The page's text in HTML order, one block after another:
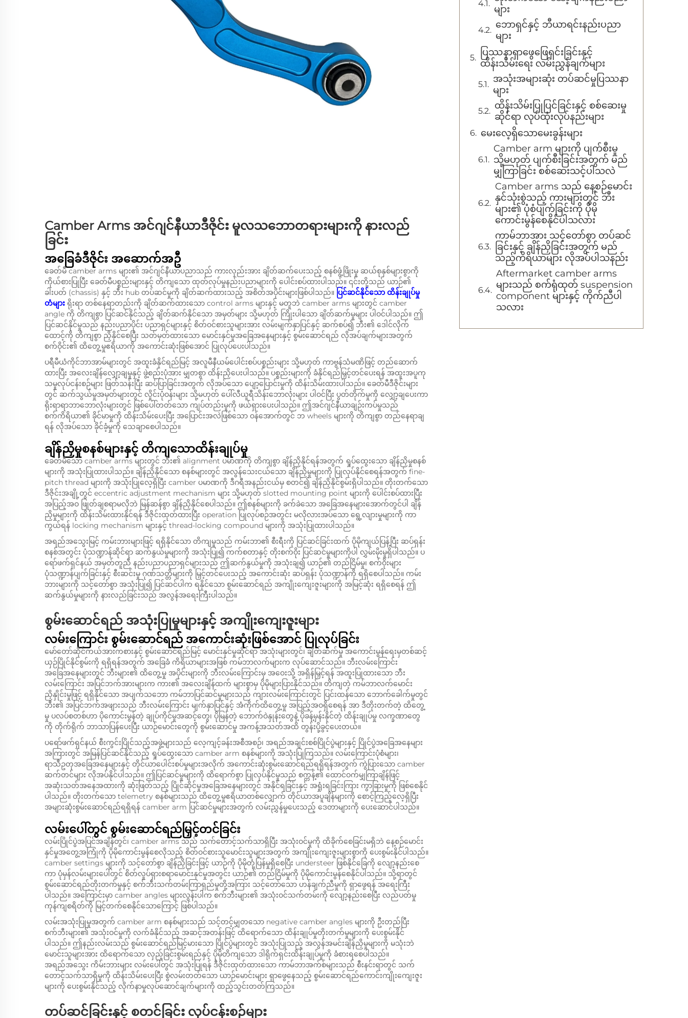
Camber Arms အင်ဂျင်နီယာဒီဇိုင်း မူလသဘောတရားများကို နားလည်
ခြင်း
အခြေခံဒီဇိုင်း အဆောက်အဦ
ခေတ်မီ camber arms များ၏ အင်ဂျင်နီယာပညာသည် ကားလှည်းအား ချိတ်ဆက်ပေးသည့် စနစ်ဖွံ့ဖြိုးမှု ဆယ်စုနှစ်များစွာကို
ကိုယ်စားပြုပြီး ခေတ်မီပစ္စည်းများနှင့် တိကျသော ထုတ်လုပ်မှုနည်းပညာများကို ပေါင်းစပ်ထားပါသည်။ ၎င်းတို့သည် ယာဉ်၏
ခါးပတ် (chassis) နှင့် ဘီး hub တပ်ဆင်မှုကို ချိတ်ဆက်ထားသည့် အစိတ်အပိုင်းများဖြစ်ပါသည်။ ပြင်ဆင်နိုင်သော ထိန်းချုပ်မှု
တံများ ရိုးရာ တစ်နေရာတည်းကို ချိတ်ဆက်ထားသော control arms များနှင့် မတူဘဲ camber arms များတွင် camber
angle ကို တိကျစွာ ပြင်ဆင်နိုင်သည့် ချိတ်ဆက်နိုင်သော အမှတ်များ သို့မဟုတ် ကြိုးပါသော ချိတ်ဆက်မှုများ ပါဝင်ပါသည်။ ဤ
ပြင်ဆင်နိုင်မှုသည် နည်းပညာပိုင်း ပညာရှင်များနှင့် စိတ်ဝင်စားသူများအား လမ်းမျက်နှာပြင်နှင့် ဆက်စပ်၍ ဘီး၏ ဒေါင်လိုက်
ထောင့်ကို တိကျစွာ ညှိနိုင်စေပြီး သတ်မှတ်ထားသော မောင်းနှင်မှုအခြေအနေများနှင့် စွမ်းဆောင်ရည် လိုအပ်ချက်များအတွက်
စက်ဝိုင်း၏ ထိတွေ့မှုဧရိယာကို အကောင်းဆုံးဖြစ်အောင် ပြုလုပ်ပေးပါသည်။
ပရီမီယံကိုင်ဘာအာမ်များတွင် အထူးခံနိုင်ရည်မြင့် အလူမီနီယမ်ပေါင်းစပ်ပစ္စည်းများ သို့မဟုတ် ကာဗွန်သံမဏိဖြင့် တည်ဆောက်
ထားပြီး အလေးချိန်လျှော့ချမှုနှင့် ဖွဲ့စည်းပုံအား မျှတစွာ ထိန်းညှိပေးပါသည်။ ပစ္စည်းများကို ခံနိုင်ရည်မြှင့်တင်ပေးရန် အထူးအပူကု
သမှုလုပ်ငန်းစဉ်များ ဖြတ်သန်းပြီး ဆပ်ပြာခြင်းအတွက် လိုအပ်သော ပျော့ပြောင်းမှုကို ထိန်းသိမ်းထားပါသည်။ ခေတ်မီဒီဇိုင်းများ
တွင် ဆက်သွယ်မှုအမှတ်များတွင် လှိုင်းပုံဝန်းများ သို့မဟုတ် ပေါ်လီယူရီသိန်းဘောလုံးများ ပါဝင်ပြီး ပွတ်တိုက်မှုကို လျှော့ချပေးကာ
ရိုးရာရာဘာဘောလုံးများတွင် ဖြစ်ပေါ်တတ်သော ကျပ်တည်းမှုကို ဖယ်ရှားပေးပါသည်။ ဤအင်ဂျင်နီယာချဉ်းကပ်မှုသည်
စက်ကိရိယာ၏ ခိုင်မာမှုကို ထိန်းသိမ်းပေးပြီး အပြောင်းအလဲဖြစ်သော ဝန်အောက်တွင် ဘ wheels များကို တိကျစွာ တည်နေရာချ
ရန် လိုအပ်သော ခိုင်ခံ့မှုကို သေချာစေပါသည်။
ချိန်ညှိမှုစနစ်များနှင့် တိကျသောထိန်းချုပ်မှု
ခေတ်မီသော camber arms များတွင် ဘီး၏ alignment ပမာဏကို တိကျစွာ ချိန်ညှိနိုင်ရန်အတွက် ရှုပ်ထွေးသော ချိန်ညှိမှုစနစ်
များကို အသုံးပြုထားပါသည်။ ချိန်ညှိနိုင်သော စနစ်များတွင် အလွန်သေးငယ်သော ချိန်ညှိမှုများကို ပြုလုပ်နိုင်စေရန်အတွက် fine-
pitch thread များကို အသုံးပြုလေ့ရှိပြီး camber ပမာဏကို ဒီဂရီအနည်းငယ်မှ စတင်၍ ချိန်ညှိနိုင်စွမ်းရှိပါသည်။ တိုးတက်သော
ဒီဇိုင်းအချို့တွင် eccentric adjustment mechanism များ သို့မဟုတ် slotted mounting point များကို ပေါင်းစပ်ထားပြီး
အပြည့်အဝ ဖြုတ်ချစရာမလိုဘဲ မြန်ဆန်စွာ ချိန်ညှိနိုင်စေပါသည်။ ဤစနစ်များကို ခက်ခဲသော အခြေအနေများအောက်တွင်ပါ ချိန်
ညှိမှုများကို ထိန်းသိမ်းထားနိုင်ရန် ဒီဇိုင်းထုတ်ထားပြီး operation ပြုလုပ်စဉ်အတွင်း မလိုလားအပ်သော ရွေ့လျားမှုများကို ကာ
ကွယ်ရန် locking mechanism များနှင့် thread-locking compound များကို အသုံးပြုထားပါသည်။
အရည်အသွေးမြင့် ကမ်းဘားများဖြင့် ရရှိနိုင်သော တိကျမှုသည် ကမ်းဘာ၏ စီးရီးကို ပြင်ဆင်ခြင်းထက် ပိုမိုကျယ်ပြန့်ပြီး ဆပ်ရှန်း
စနစ်အတွင်း ပုံသဏ္ဍာန်ဆိုင်ရာ ဆက်နွယ်မှုများကို အသုံးပြု၍ ကက်စတာနှင့် တိုးစက်ဝိုး ပြင်ဆင်မှုများကိုပါ လွှမ်းမိုးမှုရှိပါသည်။ ပ
ရော်ဖက်ရှင်နယ် အမှတ်တူညီ နည်းပညာပညာရှင်များသည် ဤဆက်နွယ်မှုကို အသုံးချ၍ ယာဉ်၏ တည်ငြိမ်မှု၊ စက်ဝိုးများ
ပုံသဏ္ဍာန်ပျက်ခြင်းနှင့် စီးဆင်းမှု ဂုဏ်သတ္တိများကို မြှင့်တင်ပေးသည့် အကောင်းဆုံး ဆပ်ရှန်း ပုံသဏ္ဍာန်ကို ရရှိစေပါသည်။ ကမ်း
ဘားများကို သင့်တော်စွာ အသုံးပြု၍ ပြင်ဆင်ပါက ရနိုင်သော စွမ်းဆောင်ရည် အကျိုးကျေးဇူးများကို အမြင့်ဆုံး ရရှိစေရန် ဤ
ဆက်နွယ်မှုများကို နားလည်ခြင်းသည် အလွန်အရေးကြီးပါသည်။
စွမ်းဆောင်ရည် အသုံးပြုမှုများနှင့် အကျိုးကျေးဇူးများ
လမ်းကြောင်း စွမ်းဆောင်ရည် အကောင်းဆုံးဖြစ်အောင် ပြုလုပ်ခြင်း
မော်တော်ဆိုင်ကယ်အားကစားနှင့် စွမ်းဆောင်ရည်မြင့် မောင်းနှင်မှုဆိုင်ရာ အသုံးများတွင်၊ ချိတ်ဆက်မှု အကောင်းမွန်ရေးမှတစ်ဆင့်
ယှဉ်ပြိုင်နိုင်စွမ်းကို ရရှိရန်အတွက် အခြေခံ ကိရိယာများအဖြစ် ကမ်ဘာလက်များက လုပ်ဆောင်သည်။ ဘီးလမ်းကြောင်း
အခြေအနေများတွင် ဘီးများ၏ ထိတွေ့မှု အပိုင်းများကို ဘီးလမ်းကြောင်းမှ အဝေးသို့ အရှိန်မြှင့်ရန် အထူးပြုထားသော ဘီး
လမ်းကြောင်း အပြင်ဘက်အားများက ကား၏ အလေးချိန်ထက် များစွာမှ ပိုမိုများပြားနိုင်သည်။ တိကျတဲ့ ကမ်ဘာလက်မောင်း
ညှိနှိုင်းမှုဖြင့် ရရှိနိုင်သော အပျက်သဘော ကမ်ဘာပြင်ဆင်မှုများသည် ကျားလမ်းကြောင်းတွင် ပြင်းထန်သော ဘောက်ခေါက်မှုတွင်
ဘီး၏ အပြင်ဘက်အဖျားသည် ဘီးလမ်းကြောင်း မျက်နှာပြင်နှင့် အံကိုက်ထိတွေ့မှု အပြည့်အဝရှိစေရန် အာ ဒီတိုးတက်တဲ့ ထိတွေ့
မှု ပလပ်စတစ်ဟာ ပိုကောင်းမွန်တဲ့ ချုပ်ကိုင်မှုအဆင့်တွေ၊ ပိုမြန်တဲ့ ဘောက်ဝဲနှုန်းတွေနဲ့ ပိုခန့်မှန်းနိုင်တဲ့ ထိန်းချုပ်မှု လက္ခဏာတွေ
ကို တိုက်ရိုက် ဘာသာပြန်ပေးပြီး ယာဉ်မောင်းတွေကို စွမ်းဆောင်မှု အကန့်အသတ်အထိ တွန်းပို့ခွင့်ပေးတယ်။
ပရော်ဖက်ရှင်နယ် စီးကွင်းပြိုင်သည့်အဖွဲ့များသည် လေ့ကျင့်ခန်းအစီအစဉ်၊ အရည်အချင်းစစ်ပြိုင်ပွဲများနှင့် ပြိုင်ပွဲအခြေအနေများ
အကြားတွင် အမြန်ပြင်ဆင်နိုင်သည့် ရှုပ်ထွေးသော camber arm စနစ်များကို အသုံးပြုကြသည်။ လမ်းကြောင်းပုံစံများ၊
ရာသီဥတုအခြေအနေများနှင့် တိုင်ယာပေါင်းစပ်မှုများအလိုက် အကောင်းဆုံးစွမ်းဆောင်ရည်ရရှိရန်အတွက် ကွဲပြားသော camber
ဆက်တင်များ လိုအပ်နိုင်ပါသည်။ ဤပြင်ဆင်မှုများကို ထိရောက်စွာ ပြုလုပ်နိုင်မှုသည် စက္ကန့်၏ ထောင်ဝက်မျှကြာချိန်ဖြင့်
အဆုံးသတ်အနေအထားကို ဆုံးဖြတ်သည့် ပြိုင်ဆိုင်မှုအခြေအနေများတွင် အနိုင်ရခြင်းနှင့် အရှုံးရခြင်းကြား ကွာခြားမှုကို ဖြစ်စေနိုင်
ပါသည်။ တိုးတက်သော telemetry စနစ်များသည် ထိတွေ့မှုဧရိယာတစ်လျှောက် တိုင်ယာအပူချိန်များကို စောင့်ကြည့်လေ့ရှိပြီး
အများဆုံးစွမ်းဆောင်ရည်ရရှိရန် camber arm ပြင်ဆင်မှုများအတွက် လမ်းညွှန်မှုပေးသည့် ဒေတာများကို ပေးဆောင်ပါသည်။
လမ်းပေါ်တွင် စွမ်းဆောင်ရည်မြှင့်တင်ခြင်း
လမ်းပြိုင်ပွဲအပြင်အချိန်တွင်၊ camber arms သည် သက်တောင့်သက်သာရှိပြီး အသုံးဝင်မှုကို ထိခိုက်စေခြင်းမရှိဘဲ နေ့စဉ်မောင်း
နှင်မှုအတွေ့အကြုံကို ပိုမိုကောင်းမွန်စေလိုသည့် စိတ်ဝင်စားသူမောင်းသူများအတွက် အကျိုးကျေးဇူးများစွာကို ပေးစွမ်းနိုင်ပါသည်။
camber settings များကို သင့်တော်စွာ ချိန်ညှိခြင်းဖြင့် ယာဉ်ကို ပိုမိုတုံ့ပြန်မှုရှိစေပြီး understeer ဖြစ်နိုင်ခြေကို လျော့နည်းစေ
ကာ ပုံမှန်လမ်းများပေါ်တွင် စိတ်လှုပ်ရှားစရာမောင်းနှင်မှုအတွင်း ယာဉ်၏ တည်ငြိမ်မှုကို ပိုမိုကောင်းမွန်စေနိုင်ပါသည်။ သို့ရာတွင်
စွမ်းဆောင်ရည်တိုးတက်မှုနှင့် စက်ဘီးသက်တမ်းကြာရှည်မှုတို့အကြား သင့်တော်သော ဟန်ချက်ညီမှုကို ရှာဖွေရန် အရေးကြီး
ပါသည်။ အကြောင်းမှာ camber angles များလွန်းပါက စက်ဘီးများ၏ အသုံးဝင်သက်တမ်းကို လျော့နည်းစေပြီး လည်ပတ်မှု
ကုန်ကျစရိတ်ကို မြင့်တက်စေနိုင်သောကြောင့် ဖြစ်ပါသည်။
လမ်းအသုံးပြုမှုအတွက် camber arm စနစ်များသည် သင့်တင့်မျှတသော negative camber angles များကို ဦးတည်ပြီး
စက်ဘီးများ၏ အသုံးဝင်မှုကို လက်ခံနိုင်သည့် အဆင့်အတန်းဖြင့် ထိရောက်သော ထိန်းချုပ်မှုတိုးတက်မှုများကို ပေးစွမ်းနိုင်
ပါသည်။ ဤနည်းလမ်းသည် စွမ်းဆောင်ရည်မြင့်မားသော ပြိုင်ပွဲများတွင် အသုံးပြုသည့် အလွန်အမင်းချိန်ညှိမှုများကို မသုံးဘဲ
မောင်းသူများအား ထိရောက်သော လှည့်ခြင်းစွမ်းရည်နှင့် ပိုမိုတိကျသော ဒါရိုက်ရှင်းထိန်းချုပ်မှုကို ခံစားရစေပါသည်။
အရည်အသွေး ကိမ်းဘားများ လမ်းပေါ်တွင် အသုံးပြုရန် ဒီဇိုင်းထုတ်ထားသော ကာမ်ဘာအက်စ်များသည် စီးနင်းရာတွင် သက်
တောင့်သက်သာရှိမှုကို ထိန်းသိမ်းပေးပြီး စွဲလမ်းတတ်သော ယာဉ်မောင်းများ ရှာဖွေနေသည့် စွမ်းဆောင်ရည်ကောင်းကျိုးကျေးဇူး
များကို ပေးစွမ်းနိုင်သည့် လိုက်နာမှုလုပ်ဆောင်ချက်များကို ထည့်သွင်းတတ်ကြသည်။
တပ်ဆင်ခြင်းနှင့် စတင်ခြင်း လုပ်ငန်းစဉ်များ
များ
ဘောရှင်နှင့် ဘီယာရင်းနည်းပညာ
များ
ပြဿနာရှာဖွေဖြေရှင်းခြင်းနှင့်
ထိန်းသိမ်းရေး လမ်းညွှန်ချက်များ
အသုံးအများဆုံး တပ်ဆင်မှုပြဿနာ
များ
ထိန်းသိမ်းပြုပြင်ခြင်းနှင့် စစ်ဆေးမှု
ဆိုင်ရာ လုပ်ထုံးလုပ်နည်းများ
မေးလေ့ရှိသောမေးခွန်းများ
Camber arm များကို ပျက်စီးမှု
သို့မဟုတ် ပျက်စီးခြင်းအတွက် မည်
မျှကြာခြင်း စစ်ဆေးသင့်ပါသလဲ
Camber arms သည် နေ့စဉ်မောင်း
နှင်သုံးစွဲသည့် ကားများတွင် ဘီး
များ၏ ပုံစံပျက်ခြင်းကို ပိုမို
ကောင်းမွန်စေနိုင်ပါသလား
ကာမ်ဘာအား သင့်တော်စွာ တပ်ဆင်
ခြင်းနှင့် ချိန်ညှိခြင်းအတွက် မည်
သည့်ကိရိယာများ လိုအပ်ပါသနည်း
Aftermarket camber arms
များသည် စက်ရုံထုတ် suspension
component များနှင့် ကိုက်ညီပါ
သလား